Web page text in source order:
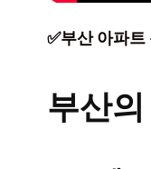
✅부산 아파
부산